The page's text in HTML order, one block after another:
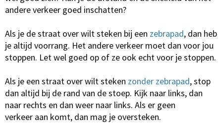
andere verkeer goed inschatten?
Als je de straat over wilt steken bij een zebrapad, dan heb
je altijd voorrang. Het andere verkeer moet dan voor jou
stoppen. Let wel goed op of ze ook echt voor je stoppen.
Als je een straat over wilt steken zonder zebrapad, stop
dan altijd bij de rand van de stoep. Kijk naar links, dan
naar rechts en dan weer naar links. Als er geen
verkeer aan komt, dan mag je oversteken.